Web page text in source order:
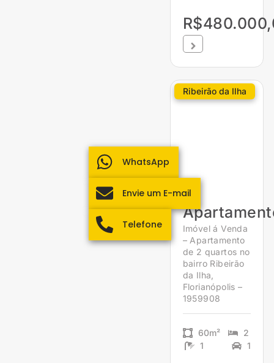
Ribeirão da Ilha
Imóvel á Venda
– Apartamento
de 2 quartos no
bairro Ribeirão
da Ilha,
Florianópolis –
1959908
60m²
2
1
1
WhatsApp
Envie um E-mail
Telefone